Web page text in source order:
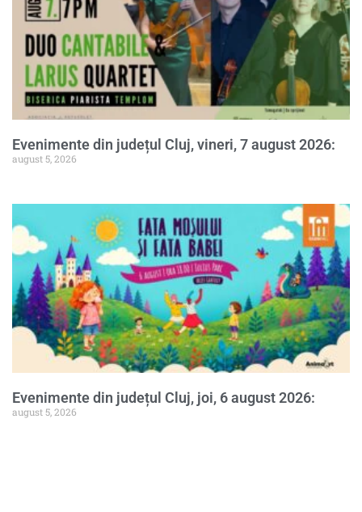
Evenimente din județul Cluj, vineri, 7 august 2026:
august 5, 2026
Evenimente din județul Cluj, joi, 6 august 2026:
august 5, 2026